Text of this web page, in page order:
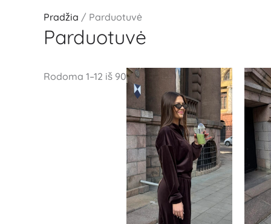
Pradžia / Parduotuvė
Parduotuvė
Rodoma 1–12 iš 90